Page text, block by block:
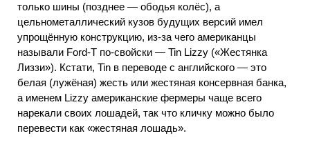
только шины (позднее — ободья колёс), а
цельнометаллический кузов будущих версий имел
упрощённую конструкцию, из-за чего американцы
называли Ford-T по-свойски — Tin Lizzy («Жестянка
Лиззи»). Кстати, Tin в переводе с английского — это
белая (лужёная) жесть или жестяная консервная банка,
а именем Lizzy американские фермеры чаще всего
нарекали своих лошадей, так что кличку можно было
перевести как «жестяная лошадь».